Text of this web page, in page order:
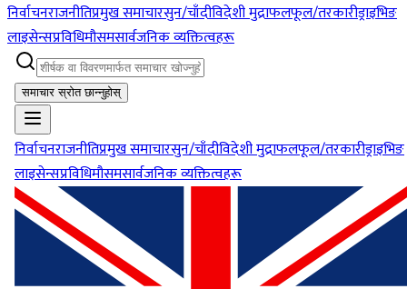
निर्वाचनराजनीतिप्रमुख समाचारसुन/चाँदीविदेशी मुद्राफलफूल/तरकारीड्राइभिङ
लाइसेन्सप्रविधिमौसमसार्वजनिक व्यक्तित्वहरू
समाचार स्रोत छान्नुहोस्
निर्वाचनराजनीतिप्रमुख समाचारसुन/चाँदीविदेशी मुद्राफलफूल/तरकारीड्राइभिङ
लाइसेन्सप्रविधिमौसमसार्वजनिक व्यक्तित्वहरू